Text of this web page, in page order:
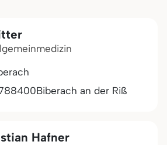
88400Biberach an der Riß
Hafner